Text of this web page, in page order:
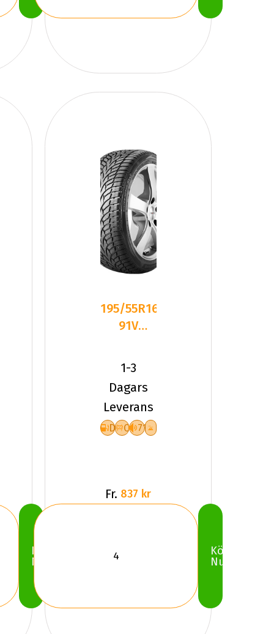
Köp
Nu
195/55R16
91V
SV-3 XL
2025
1-3
Dagars
Leverans
D C 71
Fr. 837 kr
Köp
Nu